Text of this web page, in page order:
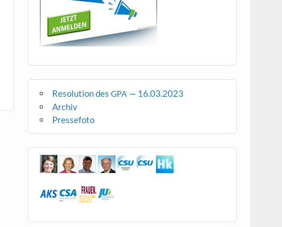
Resolution desGPA — 16.03.2023
Archiv
Pressefoto